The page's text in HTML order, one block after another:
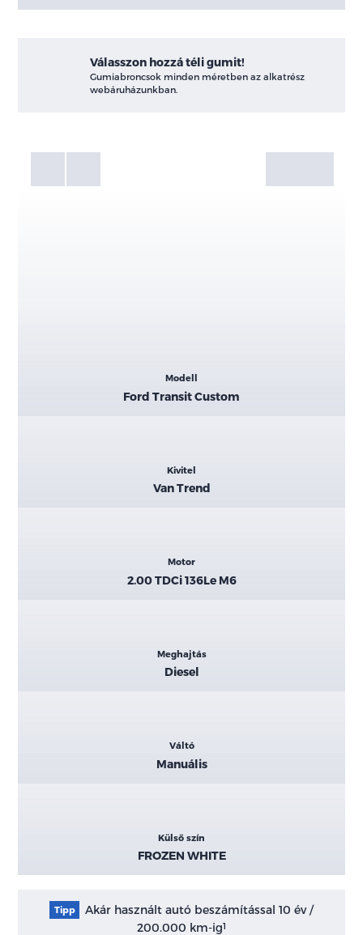
Válasszon hozzá téli gumit!
Gumiabroncsok minden méretben az alkatrész
webáruházunkban.
Galéria
Modell
Ford Transit Custom
Kivitel
Van Trend
Motor
2.00 TDCi 136Le M6
Meghajtás
Diesel
Váltó
Manuális
Külső szín
FROZEN WHITE
Tipp
Akár használt autó beszámítással 10 év /
200.000 km-ig1